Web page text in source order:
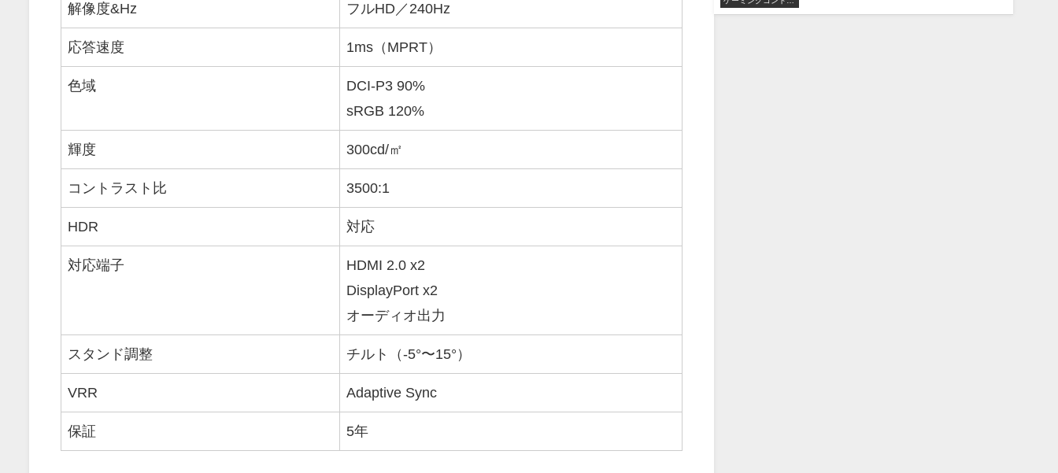
解像度&Hz フルHD／240Hz
応答速度 1ms（MPRT）
色域
DCI-P3 90%
sRGB 120%
輝度 300cd/㎡
コントラスト比 3500:1
HDR 対応
対応端子
HDMI 2.0 x2
DisplayPort x2
オーディオ出力
スタンド調整 チルト（-5°〜15°）
VRR Adaptive Sync
保証 5年
ーラー